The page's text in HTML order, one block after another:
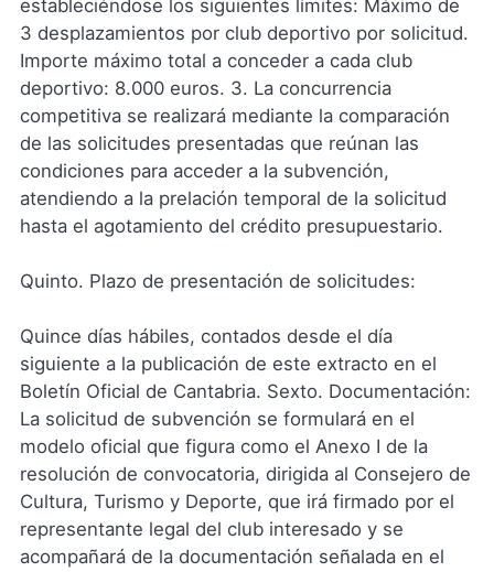
estableciéndose los siguientes límites: Máximo de
3 desplazamientos por club deportivo por solicitud.
Importe máximo total a conceder a cada club
deportivo: 8.000 euros. 3. La concurrencia
competitiva se realizará mediante la comparación
de las solicitudes presentadas que reúnan las
condiciones para acceder a la subvención,
atendiendo a la prelación temporal de la solicitud
hasta el agotamiento del crédito presupuestario.
Quinto. Plazo de presentación de solicitudes:
Quince días hábiles, contados desde el día
siguiente a la publicación de este extracto en el
Boletín Oficial de Cantabria. Sexto. Documentación:
La solicitud de subvención se formulará en el
modelo oficial que figura como el Anexo I de la
resolución de convocatoria, dirigida al Consejero de
Cultura, Turismo y Deporte, que irá firmado por el
representante legal del club interesado y se
acompañará de la documentación señalada en el